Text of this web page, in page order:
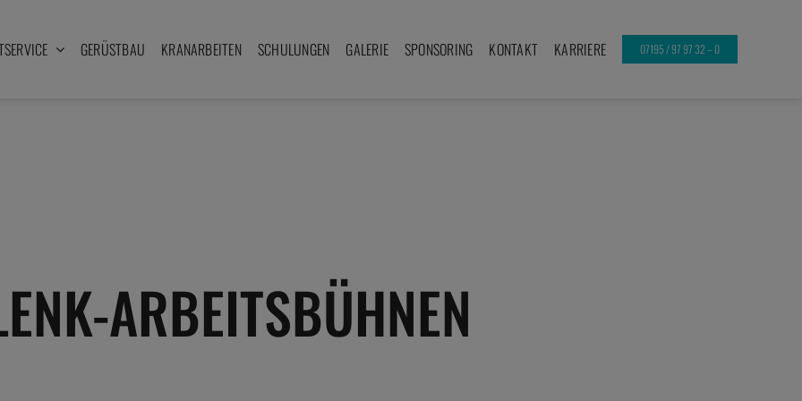
GERÜSTBAU KRANARBEITEN SCHULUNGEN GALERIE SPONSORING KONTAKT KARRIERE 07195 / 97 97 32 – 0
ARBEITSBÜHNEN